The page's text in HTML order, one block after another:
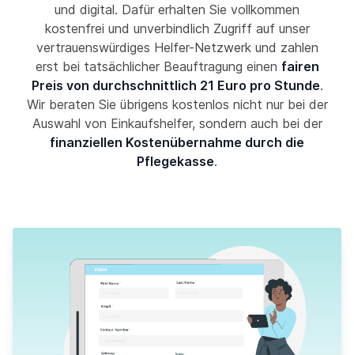
und digital. Dafür erhalten Sie vollkommen
kostenfrei und unverbindlich Zugriff auf unser
vertrauenswürdiges Helfer-Netzwerk und zahlen
erst bei tatsächlicher Beauftragung einen fairen
Preis von durchschnittlich 21 Euro pro Stunde.
Wir beraten Sie übrigens kostenlos nicht nur bei der
Auswahl von Einkaufshelfer, sondern auch bei der
finanziellen Kostenübernahme durch die
Pflegekasse.